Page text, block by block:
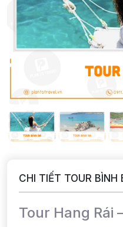
CHI TIẾT TOUR BÌNH
Tour Hang Rái